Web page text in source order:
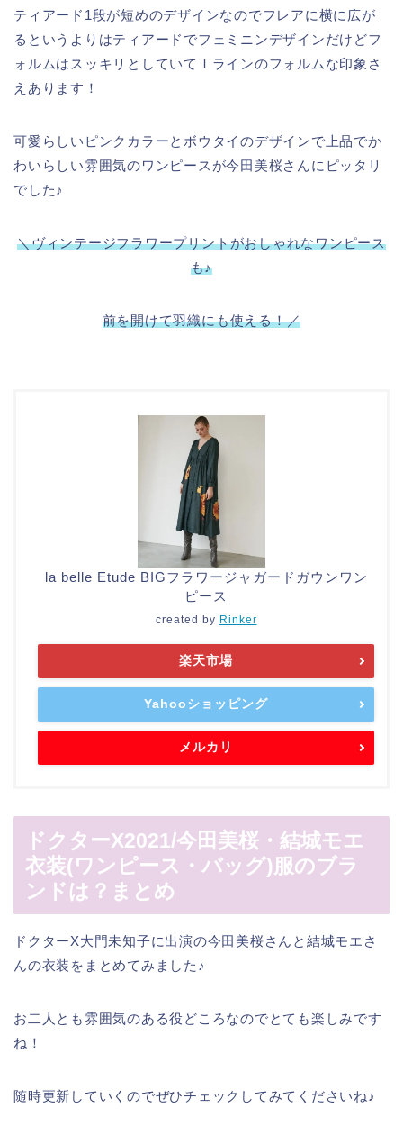
ティアード1段が短めのデザインなのでフレアに横に広が
るというよりはティアードでフェミニンデザインだけどフ
ォルムはスッキリとしていてＩラインのフォルムな印象さ
えあります！
可愛らしいピンクカラーとボウタイのデザインで上品でか
わいらしい雰囲気のワンピースが今田美桜さんにピッタリ
でした♪
＼ヴィンテージフラワープリントがおしゃれなワンピース
も♪
前を開けて羽織にも使える！／
la belle Etude BIGフラワージャガードガウンワン
ピース
created by Rinker
楽天市場
Yahooショッピング
メルカリ
ドクターX2021/今田美桜・結城モエ
衣装(ワンピース・バッグ)服のブラ
ンドは？まとめ
ドクターX大門未知子に出演の今田美桜さんと結城モエさ
んの衣装をまとめてみました♪
お二人とも雰囲気のある役どころなのでとても楽しみです
ね！
随時更新していくのでぜひチェックしてみてくださいね♪